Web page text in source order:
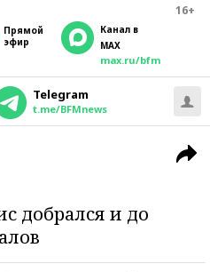
16+
прямой
эфир
Канал в
MAX
max.ru/bfm
Telegram
t.me/BFMnews
добрался и до